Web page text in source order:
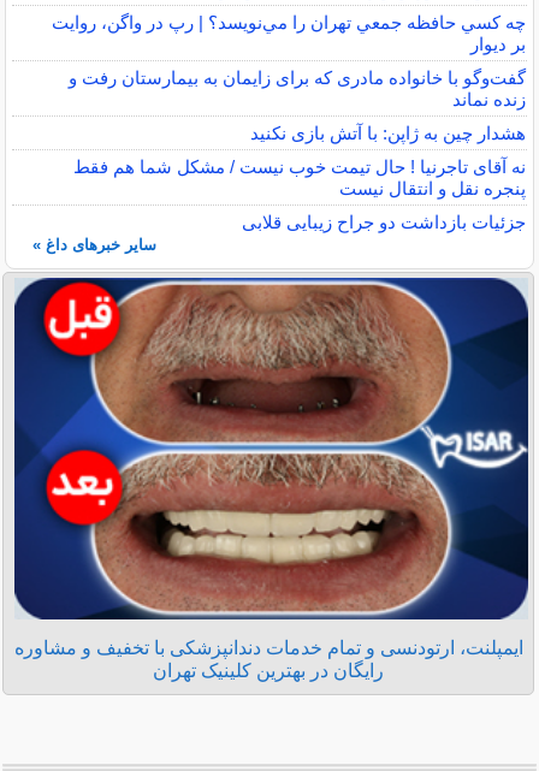
چه كسي حافظه جمعي تهران را مي‌نويسد؟ | رپ در واگن، روايت
بر ديوار
گفت‌وگو با خانواده مادری که برای زایمان به بیمارستان رفت و
زنده نماند
هشدار چین به ژاپن: با آتش بازی نکنید
نه آقای تاجرنیا ! حال تیمت خوب نیست / مشکل شما هم فقط
پنجره نقل و انتقال نیست
جزئیات بازداشت دو جراح زیبایی قلابی
سایر خبرهای داغ »
ایمپلنت، ارتودنسی و تمام خدمات دندانپزشکی با تخفیف و مشاوره
رایگان در بهترین کلینیک تهران